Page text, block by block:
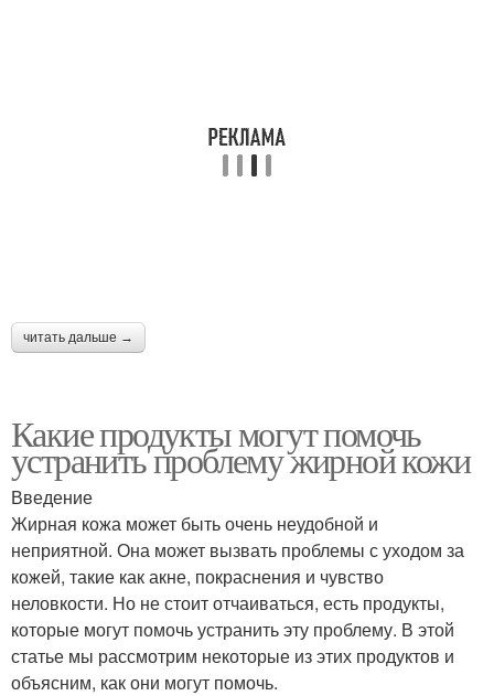
читать дальше →
Какие продукты могут помочь
устранить проблему жирной кожи
Введение
Жирная кожа может быть очень неудобной и
неприятной. Она может вызвать проблемы с уходом за
кожей, такие как акне, покраснения и чувство
неловкости. Но не стоит отчаиваться, есть продукты,
которые могут помочь устранить эту проблему. В этой
статье мы рассмотрим некоторые из этих продуктов и
объясним, как они могут помочь.